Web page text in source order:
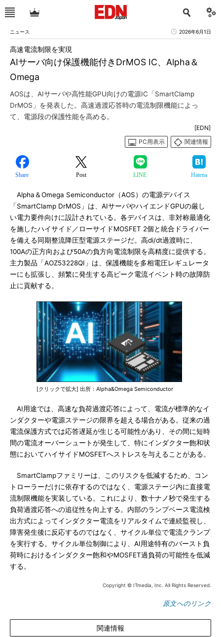
ニュース 2026年6月1日
AIサーバ向け保護機能付きDrMOS IC、Alpha＆
Omega
高速電流制限を実現
AOSは、AIサーバや高性能GPU向けの電源IC「SmartClamp
DrMOS」を発表した。高速過渡応答時の電流制限機能によっ
て、電源段の保護性能を高める。
[EDN]
PC用表示
関連情報
Share Post LINE Hatena
Alpha＆Omega Semiconductor（AOS）の電源デバイス
「SmartClamp DrMOS」は、AIサーバやハイエンドGPUの厳し
い電力要件向けに設計されている。各デバイスは、非対称最適化
を施したハイサイド／ローサイドMOSFET 2個と統合ドライバー
を備える同期整流降圧型電源ステージだ。高di/dt過渡時に、
100Aの正方向および50Aの負方向電流制限を高精度に提供する。
主力製品「AOZ53228QI」は、保護機能を多相電圧レギュレータ
ーにも拡張し、頻繁に発生する高ピーク電流イベント時の故障防
止に貢献する。
[クリックで拡大] 出所：Alpha&Omega Semiconductor
AI用途では、高速な負荷過渡応答によって、電流が標準的なイ
ンダクターや電源ステージの限界を超える場合がある。従来の過
電流保護方式では応答遅延が生じる可能性があり、その間に短時
間の電流オーバーシュートが発生して、特にインダクター飽和状
態においてハイサイドMOSFETへストレスを与えることがある。
SmartClampファミリーは、このリスクを低減するため、コン
トローラーだけに依存するのではなく、電源ステージ内に直接電
流制限機能を実装している。これにより、数十ナノ秒で発生する
負荷過渡応答への追従性を向上する。内部のランプベース電流検
出方式によってインダクター電流をリアルタイムで連続監視し、
障害発生後に反応するのではなく、サイクル単位で電流クランプ
を実行する。サイクル単位制御により、AI用途特有のバースト負
荷時におけるインダクター飽和やMOSFET過負荷の可能性を低減
する。
Copyright © ITmedia, Inc. All Rights Reserved.
原文へのリンク
関連情報